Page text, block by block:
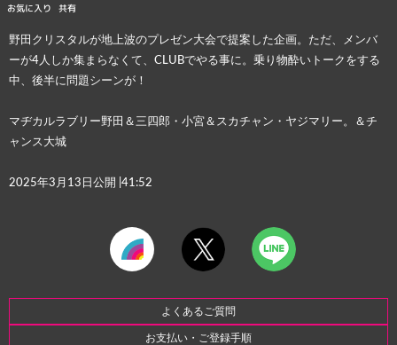
お気に入り 共有
野田クリスタルが地上波のプレゼン大会で提案した企画。ただ、メンバ
ーが4人しか集まらなくて、CLUBでやる事に。乗り物酔いトークをする
中、後半に問題シーンが！
マヂカルラブリー野田＆三四郎・小宮＆スカチャン・ヤジマリー。＆チ
ャンス大城
2025年3月13日 公開 |41:52
よくあるご質問
お支払い・ご登録手順